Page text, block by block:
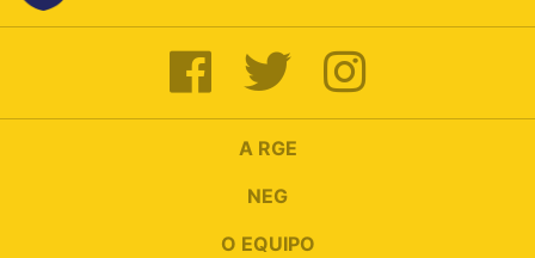
A RGE
NEG
O EQUIPO